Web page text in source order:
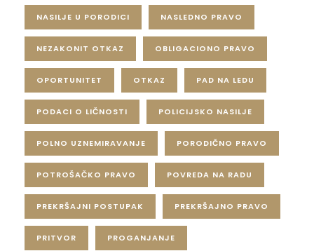
NASILJE U PORODICI NASLEDNO PRAVO
NEZAKONIT OTKAZ OBLIGACIONO PRAVO
OPORTUNITET OTKAZ PAD NA LEDU
PODACI O LIČNOSTI POLICIJSKO NASILJE
POLNO UZNEMIRAVANJE PORODIČNO PRAVO
POTROŠAČKO PRAVO POVREDA NA RADU
PREKRŠAJNI POSTUPAK PREKRŠAJNO PRAVO
PRITVOR PROGANJANJE